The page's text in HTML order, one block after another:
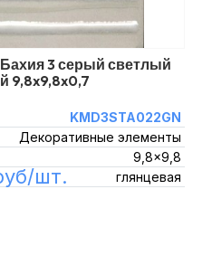
3 серый светлый
9,8x9,8x0,7
KMD3STA022GN
Декоративные элементы
9,8x9,8
глянцевая
шт.